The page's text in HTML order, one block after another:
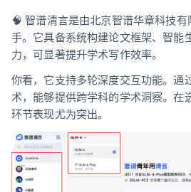
🧠 智谱清言是由北京智谱华章科技
手。它具备系统构建论文框架、智能
力，可显著提升学术写作效率。
你看，它支持多轮深度交互功能。通
术，能够提供跨学科的学术洞察。在
环节表现尤为突出。